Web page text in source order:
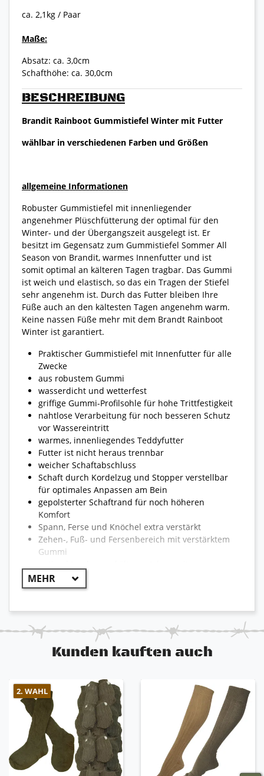
BESCHREIBUNG
Brandit Rainboot Gummistiefel Winter mit Futter
wählbar in verschiedenen Farben und Größen
allgemeine Informationen
Robuster Gummistiefel mit innenliegender
angenehmer Plüschfütterung der optimal für den
Winter- und der Übergangszeit ausgelegt ist. Er
besitzt im Gegensatz zum Gummistiefel Sommer All
Season von Brandit, warmes Innenfutter und ist
somit optimal an kälteren Tagen tragbar. Das Gummi
ist weich und elastisch, so das ein Tragen der Stiefel
sehr angenehm ist. Durch das Futter bleiben Ihre
Füße auch an den kältesten Tagen angenehm warm.
Keine nassen Füße mehr mit dem Brandt Rainboot
Winter ist garantiert.
Praktischer Gummistiefel mit Innenfutter für alle
Zwecke
aus robustem Gummi
wasserdicht und wetterfest
griffige Gummi-Profilsohle für hohe Trittfestigkeit
nahtlose Verarbeitung für noch besseren Schutz
vor Wassereintritt
warmes, innenliegendes Teddyfutter
Futter ist nicht heraus trennbar
weicher Schaftabschluss
Schaft durch Kordelzug und Stopper verstellbar
für optimales Anpassen am Bein
gepolsterter Schaftrand für noch höheren
Komfort
Spann, Ferse und Knöchel extra verstärkt
Zehen-, Fuß- und Fersenbereich mit verstärktem
Gummi
bequeme Passform
sehr guter Lauf- und Tragekomfort
ca. 2,1kg / Paar
Maße:
Absatz: ca. 3,0cm
Schafthöhe: ca. 30,0cm
Kunden kauften auch
2. WAHL